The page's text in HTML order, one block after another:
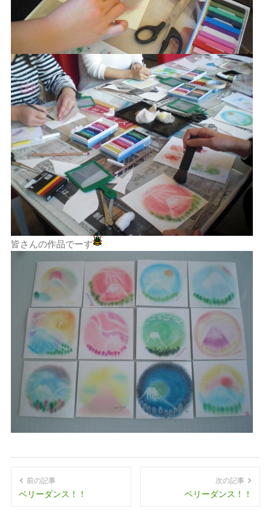
皆さんの作品でーす
前の記事
ベリーダンス！！
次の記事
ベリーダンス！！